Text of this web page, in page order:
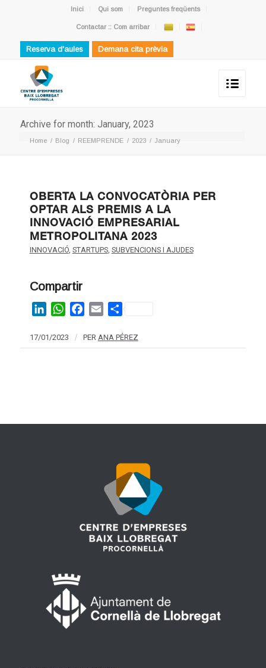
Inici Qui som Preguntes freqüents
Contactar :: Com arribar
Reserva d'aules Demana cita prèvia
Archive for month: January, 2023
Home / Blog / REEMPRENDE / 2023 / January
OBERTA LA CONVOCATÒRIA PER
OPTAR ALS PREMIS A LA
INNOVACIÓ EMPRESARIAL
METROPOLITANA 2023
INNOVACIÓ, STARTUPS, SUBVENCIONS I AJUDES
Compartir
LinkedInWhatsAppFacebook
EmailShare
17/01/2023 / PER ANA PÉREZ